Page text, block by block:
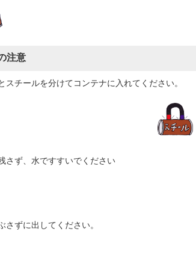
注意
スチールを分けてコンテナに入れてください。
さず、水ですすいでください
さずに出してください。